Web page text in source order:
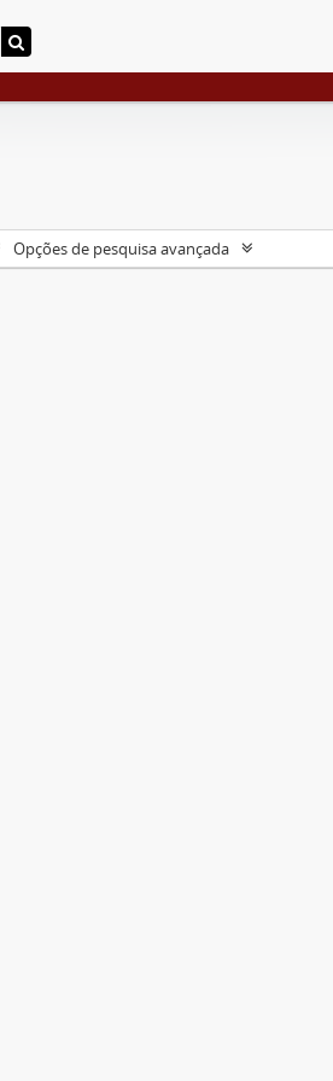
Opções de pesquisa avançada